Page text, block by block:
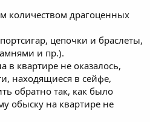
количеством драгоценных
цепочки и браслеты,
и пр.).
в квартире не оказалось,
находящиеся в сейфе,
обратно так, как было
обыску на квартире не